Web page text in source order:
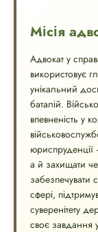
Місія
Адвокат у
використовує
унікальний
баталій.
впевненість у
а й захищати
забезпечувати
сфері,
суверенітету
своє завдання